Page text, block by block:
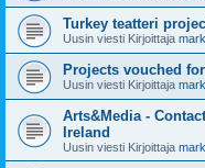
Turkey teatteri
Uusin viesti Kirjoittaja
Projects vouched
Uusin viesti Kirjoittaja
Arts&Media -
Ireland
Uusin viesti Kirjoittaja